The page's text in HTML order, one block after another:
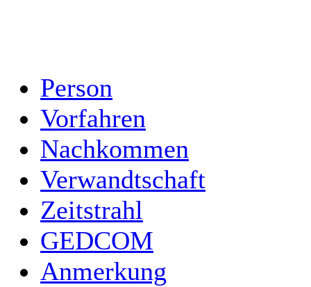
Person
Vorfahren
Nachkommen
Verwandtschaft
Zeitstrahl
GEDCOM
Anmerkung